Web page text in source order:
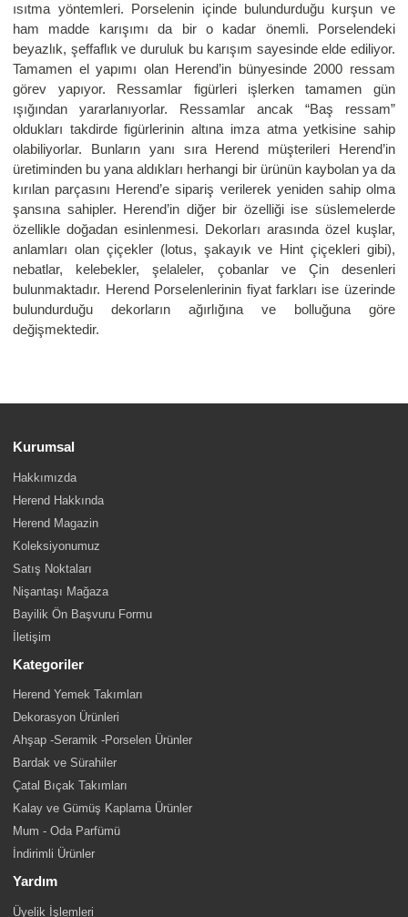
ısıtma yöntemleri. Porselenin içinde bulundurduğu kurşun ve
ham madde karışımı da bir o kadar önemli. Porselendeki
beyazlık, şeffaflık ve duruluk bu karışım sayesinde elde ediliyor.
Tamamen el yapımı olan Herend’in bünyesinde 2000 ressam
görev yapıyor. Ressamlar figürleri işlerken tamamen gün
ışığından yararlanıyorlar. Ressamlar ancak “Baş ressam”
oldukları takdirde figürlerinin altına imza atma yetkisine sahip
olabiliyorlar. Bunların yanı sıra Herend müşterileri Herend’in
üretiminden bu yana aldıkları herhangi bir ürünün kaybolan ya da
kırılan parçasını Herend’e sipariş verilerek yeniden sahip olma
şansına sahipler. Herend’in diğer bir özelliği ise süslemelerde
özellikle doğadan esinlenmesi. Dekorları arasında özel kuşlar,
anlamları olan çiçekler (lotus, şakayık ve Hint çiçekleri gibi),
nebatlar, kelebekler, şelaleler, çobanlar ve Çin desenleri
bulunmaktadır. Herend Porselenlerinin fiyat farkları ise üzerinde
bulundurduğu dekorların ağırlığına ve bolluğuna göre
değişmektedir.
Kurumsal
Hakkımızda
Herend Hakkında
Herend Magazin
Koleksiyonumuz
Satış Noktaları
Nişantaşı Mağaza
Bayilik Ön Başvuru Formu
İletişim
Kategoriler
Herend Yemek Takımları
Dekorasyon Ürünleri
Ahşap -Seramik -Porselen Ürünler
Bardak ve Sürahiler
Çatal Bıçak Takımları
Kalay ve Gümüş Kaplama Ürünler
Mum - Oda Parfümü
İndirimli Ürünler
Yardım
Üyelik İşlemleri